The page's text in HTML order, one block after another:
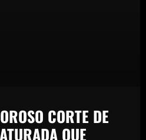
CORTE DE
QUE